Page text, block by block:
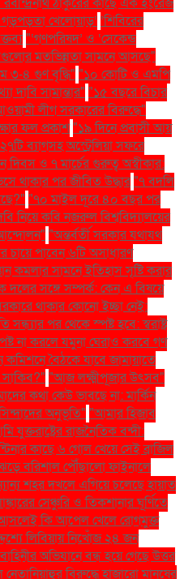
গড়পড়তা খেলোয়াড়’ ‘শিবিরের
"‘গণপরিষদ’ ও ‘সেকেন্ড
মতভিন্নতা সামনে আসছে"
৩-৪ গুণ বৃদ্ধি" "১০ কোটি ও এমপি
সামান্তার" "১৫ বছরে বিচার
লীগ সরকারের বিরুদ্ধে"
ফল প্রকাশ"১৯ দিনে প্রবাসী আয়
ব্যাগসহ অস্ট্রেলিয়া সফরে
দিবস ও ৭ মার্চের গুরুত্ব অস্বীকার:
থাকার পর জীবিত উদ্ধার"৭ বদলি
"৭০ মাইল দূরে ৪০ বছর পর
নিয়ে কবি নজরুল বিশ্ববিদ্যালয়ের
আন্দোলন" "অন্তর্বর্তী সরকার যথাযথ
চায়ে পাবেন ৬টি অসাধারণ
কমলার সামনে ইতিহাস সৃষ্টি করার
সঙ্গে সম্পর্ক: কেন এ বিষয়ে
থাকার কোনো ইচ্ছা নেই:
পর থেকে স্পষ্ট হবে: স্বরাষ্ট্র
না করলে যমুনা ঘেরাও করবে গণ
কমিশনে বৈঠকে যাবে জামায়াতে
"আজ লক্ষ্মীপূজার উৎসব"
কথা কেউ ভাবছে না: মার্কিন
অনুভূতি" "আমার হিজাব
যুক্তরাষ্ট্রের রাজনৈতিক বন্দী:
কাছে ৬ গোল খেয়ে সেই ব্রাজিল
বরিশাল পৌঁছালো ফাইনালে
শহর দখলে এগিয়ে চলেছে হায়াত
সেঞ্চুরি ও তিকশানার ঘূর্ণিতে
কি আপেল খেলে রোগমুক্ত
লিবিয়ায় নিখোঁজ ২৪ জন
অভিযানে বন্ধ হয়ে গেছে উত্তর
বিরুদ্ধে হাজারো মানুষের